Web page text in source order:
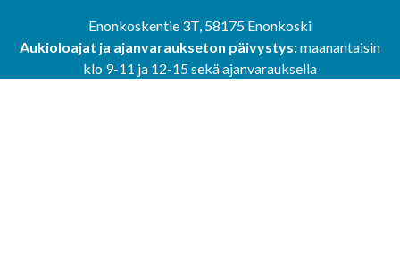
Enonkoskentie 3T, 58175 Enonkoski
Aukioloajat ja ajanvaraukseton päivystys:maanantaisin
klo 9-11 ja 12-15 sekä ajanvarauksella